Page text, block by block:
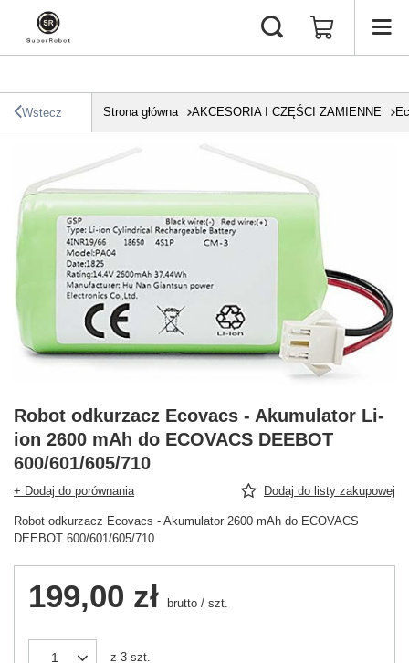
Wstecz Strona główna AKCESORIA I CZĘŚCI ZAMIENNE
Robot odkurzacz Ecovacs - Akumulator Li-
ion 2600 mAh do ECOVACS DEEBOT
600/601/605/710
+ Dodaj do porównania Dodaj do listy zakupowej
Robot odkurzacz Ecovacs - Akumulator 2600 mAh do ECOVACS
DEEBOT 600/601/605/710
199,00 zł brutto / szt.
z 3 szt.